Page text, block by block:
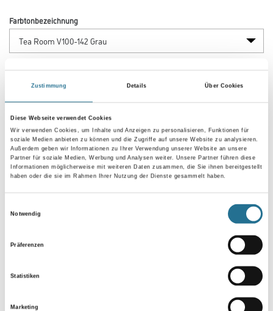
Zustimmung Details Über Cookies
Diese Webseite verwendet Cookies
Wir verwenden Cookies, um Inhalte und Anzeigen zu personalisieren, Funktionen für
soziale Medien anbieten zu können und die Zugriffe auf unsere Website zu analysieren.
Außerdem geben wir Informationen zu Ihrer Verwendung unserer Website an unsere
Partner für soziale Medien, Werbung und Analysen weiter. Unsere Partner führen diese
Informationen möglicherweise mit weiteren Daten zusammen, die Sie ihnen bereitgestellt
haben oder die sie im Rahmen Ihrer Nutzung der Dienste gesammelt haben.
Notwendig
Präferenzen
Statistiken
Marketing
Farbtonbezeichnung
Länge in centimeter
Breite in centimeter
Gebinde
Umrechnungsfaktoren